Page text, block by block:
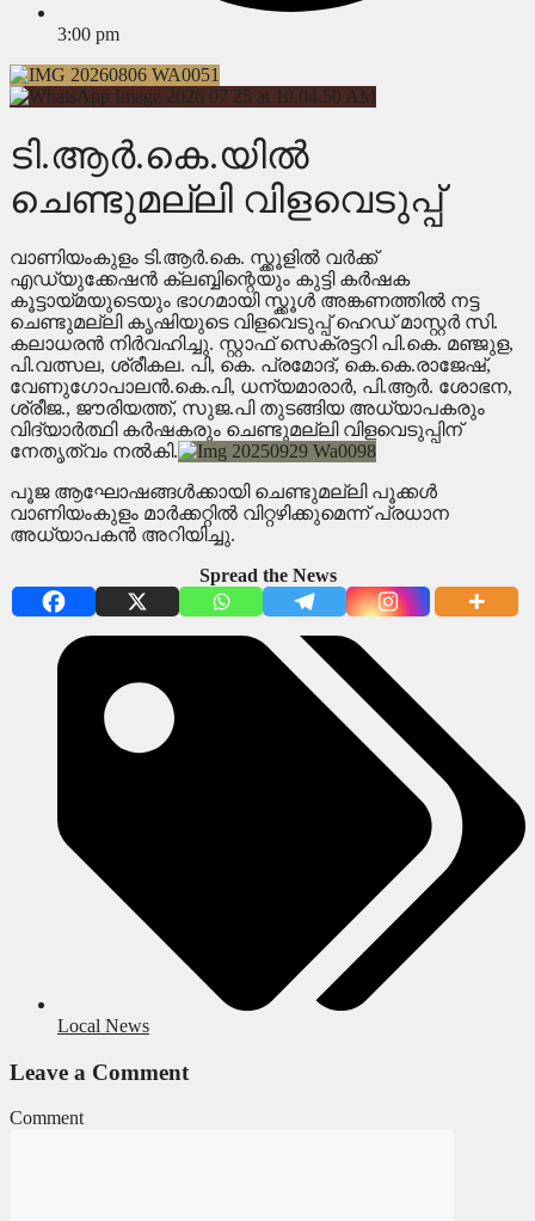
3:00 pm
ടി.ആർ.കെ.യിൽ
ചെണ്ടുമല്ലി വിളവെടുപ്പ്
വാണിയംകുളം ടി.ആർ.കെ. സ്ക്കൂളിൽ വർക്ക്
എഡ്യുക്കേഷൻ ക്ലബ്ബിന്റെയും കുട്ടി കർഷക
കൂട്ടായ്മയുടെയും ഭാഗമായി സ്ക്കൂൾ അങ്കണത്തിൽ നട്ട
ചെണ്ടുമല്ലി കൃഷിയുടെ വിളവെടുപ്പ് ഹെഡ് മാസ്റ്റർ സി.
കലാധരൻ നിർവഹിച്ചു. സ്റ്റാഫ് സെക്രട്ടറി പി.കെ. മഞ്ജുള,
പി.വത്സല, ശ്രീകല. പി, കെ. പ്രമോദ്, കെ.കെ.രാജേഷ്,
വേണുഗോപാലൻ.കെ.പി, ധന്യമാരാർ, പി.ആർ. ശോഭന,
ശ്രീജ., ജൗരിയത്ത്, സുജ.പി തുടങ്ങിയ അധ്യാപകരും
വിദ്യാർത്ഥി കർഷകരും ചെണ്ടുമല്ലി വിളവെടുപ്പിന്
നേതൃത്വം നൽകി.
പൂജ ആഘോഷങ്ങൾക്കായി ചെണ്ടുമല്ലി പൂക്കൾ
വാണിയംകുളം മാർക്കറ്റിൽ വിറ്റഴിക്കുമെന്ന് പ്രധാന
അധ്യാപകൻ അറിയിച്ചു.
Spread the News
Local News
Leave a Comment
Comment